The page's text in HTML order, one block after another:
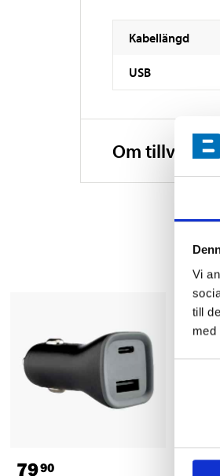
Vi
till
med
Kabellängd
USB
Om
7990 149